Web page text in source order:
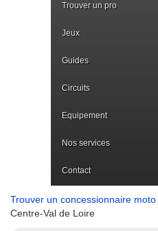
Trouver un pro
Jeux
Guides
Circuits
Equipement
Nos services
Contact
Trouver un concessionnaire moto
Centre-Val de Loire